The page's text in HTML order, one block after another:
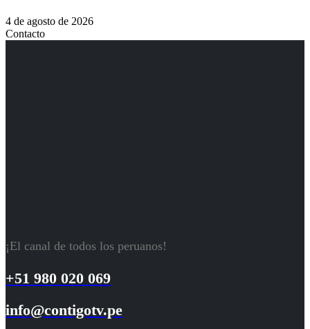
4 de agosto de 2026
Contacto
¡El canal de todos los peruanos!
+51 980 020 069
info@contigotv.pe